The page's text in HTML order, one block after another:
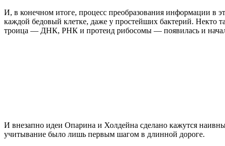
И, в конечном итоге, процесс преобразования информации в
каждой бедовый клетке, даже у простейших бактерий. Некто
троица — ДНК, РНК и протеид рибосомы — появилась и
И внезапно идеи Опарина и Холдейна сделано кажутся
учитывание было лишь первым шагом в длинной дороге.